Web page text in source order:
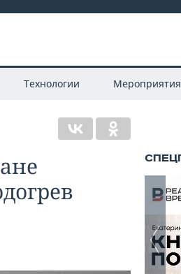
Технологии Мероприятия